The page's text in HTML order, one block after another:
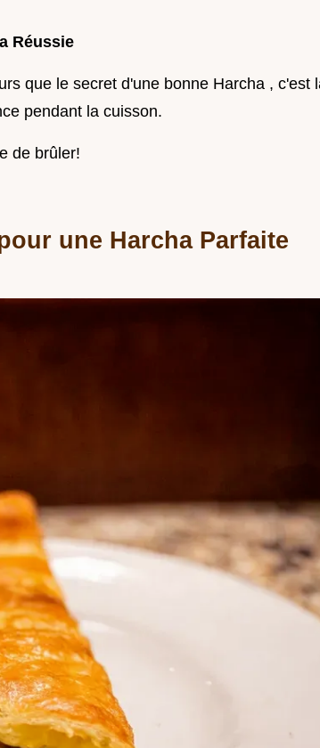
Réussie
que le secret d'une bonne Harcha , c'est
pendant la cuisson.
de brûler!
une Harcha Parfaite